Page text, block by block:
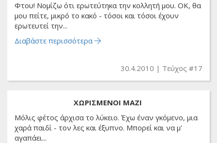
Φτου! Νομίζω ότι ερωτεύτηκα την κολλητή μου. ΟK, θα
μου πείτε, μικρό το κακό - τόσοι και τόσοι έχουν
ερωτευτεί την...
Διαβάστε περισσότερα
30.4.2010 Τεύχος #17
ΧΩΡΙΣΜΕΝΟΙ ΜΑΖΙ
Μόλις φέτος άρχισα το λύκειο. Έχω έναν γκόμενο, μια
χαρά παιδί - τον λες και έξυπνο. Μπορεί και να μ'
αγαπάει...